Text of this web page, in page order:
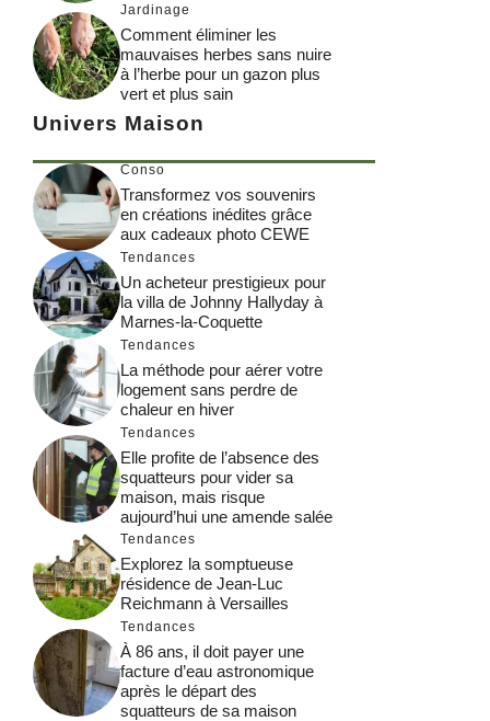
Jardinage
Comment éliminer les
mauvaises herbes sans nuire
à l’herbe pour un gazon plus
vert et plus sain
Univers Maison
Conso
Transformez vos souvenirs
en créations inédites grâce
aux cadeaux photo CEWE
Tendances
Un acheteur prestigieux pour
la villa de Johnny Hallyday à
Marnes-la-Coquette
Tendances
La méthode pour aérer votre
logement sans perdre de
chaleur en hiver
Tendances
Elle profite de l’absence des
squatteurs pour vider sa
maison, mais risque
aujourd’hui une amende salée
Tendances
Explorez la somptueuse
résidence de Jean-Luc
Reichmann à Versailles
Tendances
À 86 ans, il doit payer une
facture d’eau astronomique
après le départ des
squatteurs de sa maison